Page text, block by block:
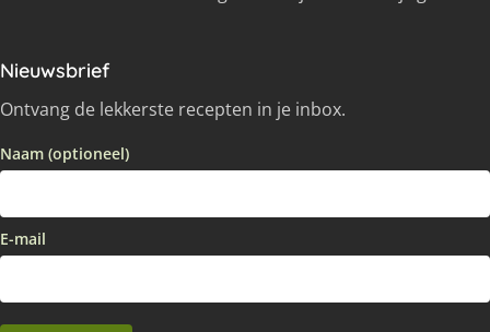
Nieuwsbrief
Ontvang de lekkerste recepten in je inbox.
Naam (optioneel)
E-mail